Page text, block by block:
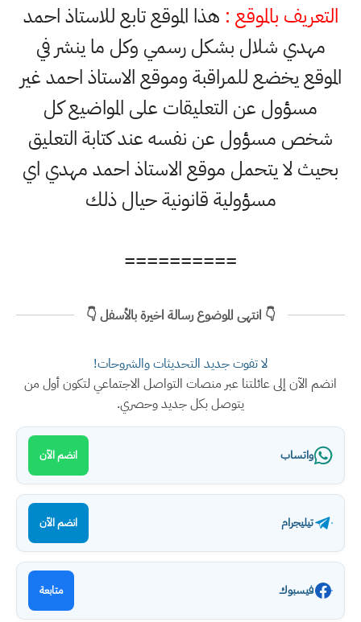
التعريف بالموقع : هذا الموقع تابع للاستاذ احمد
مهدي شلال بشكل رسمي وكل ما ينشر في
الموقع يخضع للمراقبة وموقع الاستاذ احمد غير
مسؤول عن التعليقات على المواضيع كل
شخص مسؤول عن نفسه عند كتابة التعليق
بحيث لا يتحمل موقع الاستاذ احمد مهدي اي
مسؤولية قانونية حيال ذلك
==========
👇 انتهى الموضوع رسالة اخيرة بالأسفل 👇
لا تفوت جديد التحديثات والشروحات!
انضم الآن إلى عائلتنا عبر منصات التواصل الاجتماعي لتكون أول من
يتوصل بكل جديد وحصري.
واتساب انضم الآن
تيليجرام انضم الآن
فيسبوك متابعة